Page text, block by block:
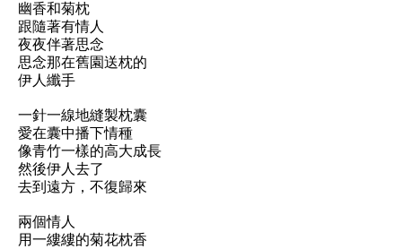
幽香和菊枕
跟隨著有情人
夜夜伴著思念
思念那在舊園送枕的
伊人纖手
一針一線地縫製枕囊
愛在囊中播下情種
像青竹一樣的高大成長
然後伊人去了
去到遠方，不復歸來
兩個情人
用一縷縷的菊花枕香